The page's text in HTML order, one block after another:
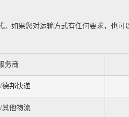
如果您对运输方式有任何要求，也可
务商
德邦快递
其他物流